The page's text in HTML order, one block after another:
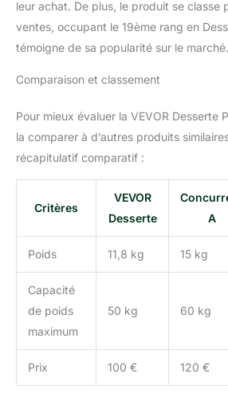
moulées
utilisées
des
injection de
qualité,
supérieure.
peut
poids
kg.
d'une liste
Les éléments
leur achat. De plus, le produit se classe
ventes, occupant le 19ème rang en
témoigne de sa popularité sur le marché.
Comparaison et classement
Pour mieux évaluer la VEVOR Desserte
la comparer à d’autres produits
récapitulatif comparatif :
Critères
VEVOR
Desserte
A
Poids 11,8 kg 15 kg
Capacité
de poids
maximum
50 kg 60 kg
Prix 100 € 120 €